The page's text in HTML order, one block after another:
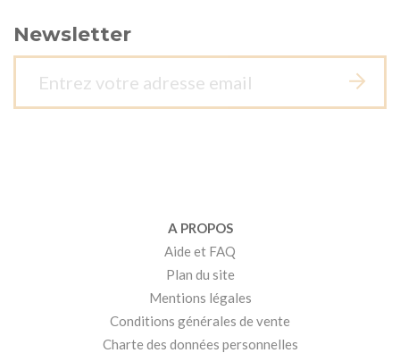
Newsletter
A PROPOS
Aide et FAQ
Plan du site
Mentions légales
Conditions générales de vente
Charte des données personnelles